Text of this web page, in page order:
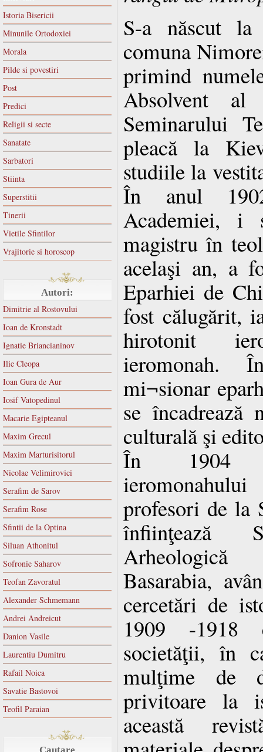
Istoria Bisericii
Minunile Ortodoxiei
Morala
Pilde si povestiri
Post
Predici
Religii si secte
Sanatate
Sarbatori
Stiinta
Superstitii
Tinerii
Vietile Sfintilor
Vrajitorie si horoscop
Autori:
Dimitrie al Rostovului
Ioan de Kronstadt
Ignatie Briancianinov
Ilie Cleopa
Ioan Gura de Aur
Iosif Vatopedinul
Macarie Egipteanul
Maxim Grecul
Maxim Marturisitorul
Nicolae Velimirovici
Serafim de Sarov
Serafim Rose
Sfintii de la Optina
Siluan Athonitul
Sofronie Saharov
Teofan Zavoratul
Alexander Schmemann
Andrei Andreicut
Danion Vasile
Laurentiu Dumitru
Rafail Noica
Savatie Bastovoi
Teofil Paraian
Cautare
S-a născut
comuna
primind
Absolvent
Seminarului
pleacă la
studiile la
În anul
Academiei, i
magistru în
acelaşi an, a
Eparhiei de
fost călugărit,
hirotonit
ieromonah.
mi¬sionar
se încadrează
culturală şi
În 1904
profesori de la
înfiinţează
Arheologică
Basarabia,
cercetări de
1909 -1918
societăţii, în
mulţime de
privitoare la
această